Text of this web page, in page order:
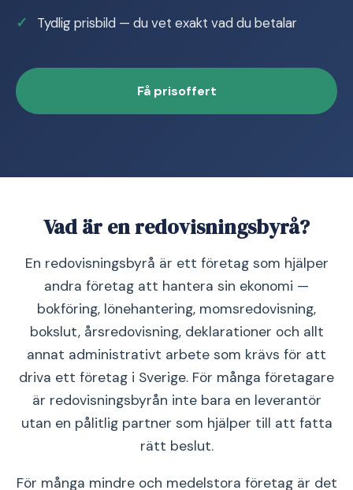
Tydlig prisbild — du vet exakt vad du betalar
Få prisoffert
Vad är en redovisningsbyrå?
En redovisningsbyrå är ett företag som hjälper
andra företag att hantera sin ekonomi —
bokföring, lönehantering, momsredovisning,
bokslut, årsredovisning, deklarationer och allt
annat administrativt arbete som krävs för att
driva ett företag i Sverige. För många företagare
är redovisningsbyrån inte bara en leverantör
utan en pålitlig partner som hjälper till att fatta
rätt beslut.
För många mindre och medelstora företag är det